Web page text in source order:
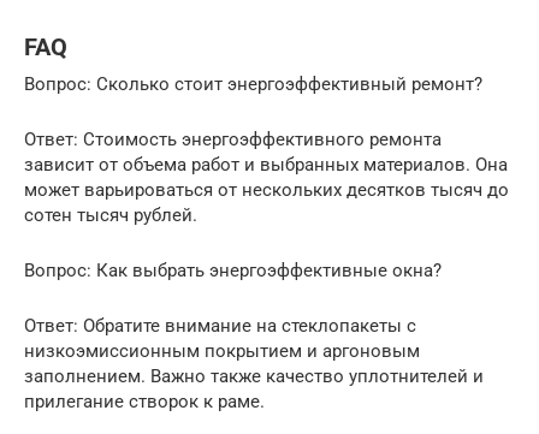
FAQ
Вопрос: Сколько стоит энергоэффективный ремонт?
Ответ: Стоимость энергоэффективного ремонта
зависит от объема работ и выбранных материалов. Она
может варьироваться от нескольких десятков тысяч до
сотен тысяч рублей.
Вопрос: Как выбрать энергоэффективные окна?
Ответ: Обратите внимание на стеклопакеты с
низкоэмиссионным покрытием и аргоновым
заполнением. Важно также качество уплотнителей и
прилегание створок к раме.